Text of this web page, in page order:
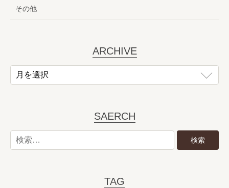
その他
ARCHIVE
SAERCH
TAG